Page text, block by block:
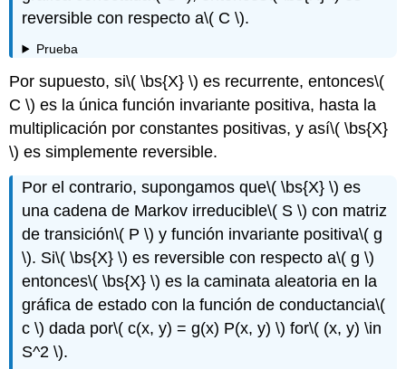
reversible con respecto a\( C \).
Prueba
Por supuesto, si\( \bs{X} \) es recurrente, entonces\(
C \) es la única función invariante positiva, hasta la
multiplicación por constantes positivas, y así\( \bs{X}
\) es simplemente reversible.
Por el contrario, supongamos que\( \bs{X} \) es
una cadena de Markov irreducible\( S \) con matriz
de transición\( P \) y función invariante positiva\( g
\). Si\( \bs{X} \) es reversible con respecto a\( g \)
entonces\( \bs{X} \) es la caminata aleatoria en la
gráfica de estado con la función de conductancia\(
c \) dada por\( c(x, y) = g(x) P(x, y) \) for\( (x, y) \in
S^2 \).